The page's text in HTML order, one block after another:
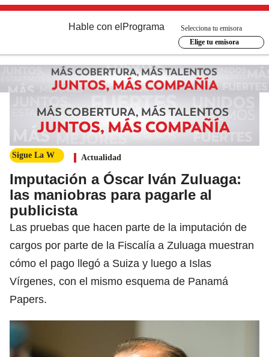
Hable con el Programa
Selecciona tu emisora
Elige tu emisora
Sigue La W Actualidad
Imputación a Óscar Iván Zuluaga:
las maniobras para pagarle al
publicista
Las pruebas que hacen parte de la imputación de
cargos por parte de la Fiscalía a Zuluaga muestran
cómo el pago llegó a Suiza y luego a Islas
Vírgenes, con el mismo esquema de Panamá
Papers.